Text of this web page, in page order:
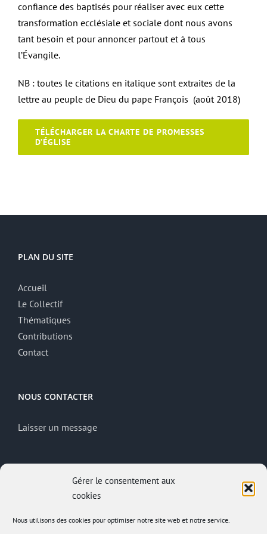
Gérer le consentement aux
cookies
Nous utilisons des cookies pour optimiser notre site web et notre service.
confiance des baptisés pour réaliser avec eux cette
transformation ecclésiale et sociale dont nous avons
tant besoin et pour annoncer partout et à tous
l’Évangile.
NB : toutes le citations en italique sont extraites de la
lettre au peuple de Dieu du pape François (août 2018)
TÉLÉCHARGER LA CHARTE DE PROMESSES
D’ÉGLISE
PLAN DU SITE
Accueil
Le Collectif
Thématiques
Contributions
Contact
NOUS CONTACTER
Laisser un message
Mentions légales
Politique de confidentialité